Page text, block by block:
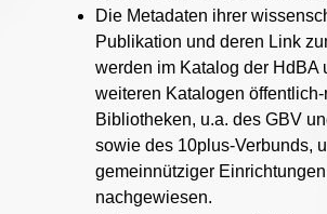
Die Metadaten ihrer
Publikation und deren Link
werden im Katalog der HdBA
weiteren Katalogen
Bibliotheken, u.a. des GBV
sowie des 10plus-Verbunds,
gemeinnütziger Einrichtungen
nachgewiesen.